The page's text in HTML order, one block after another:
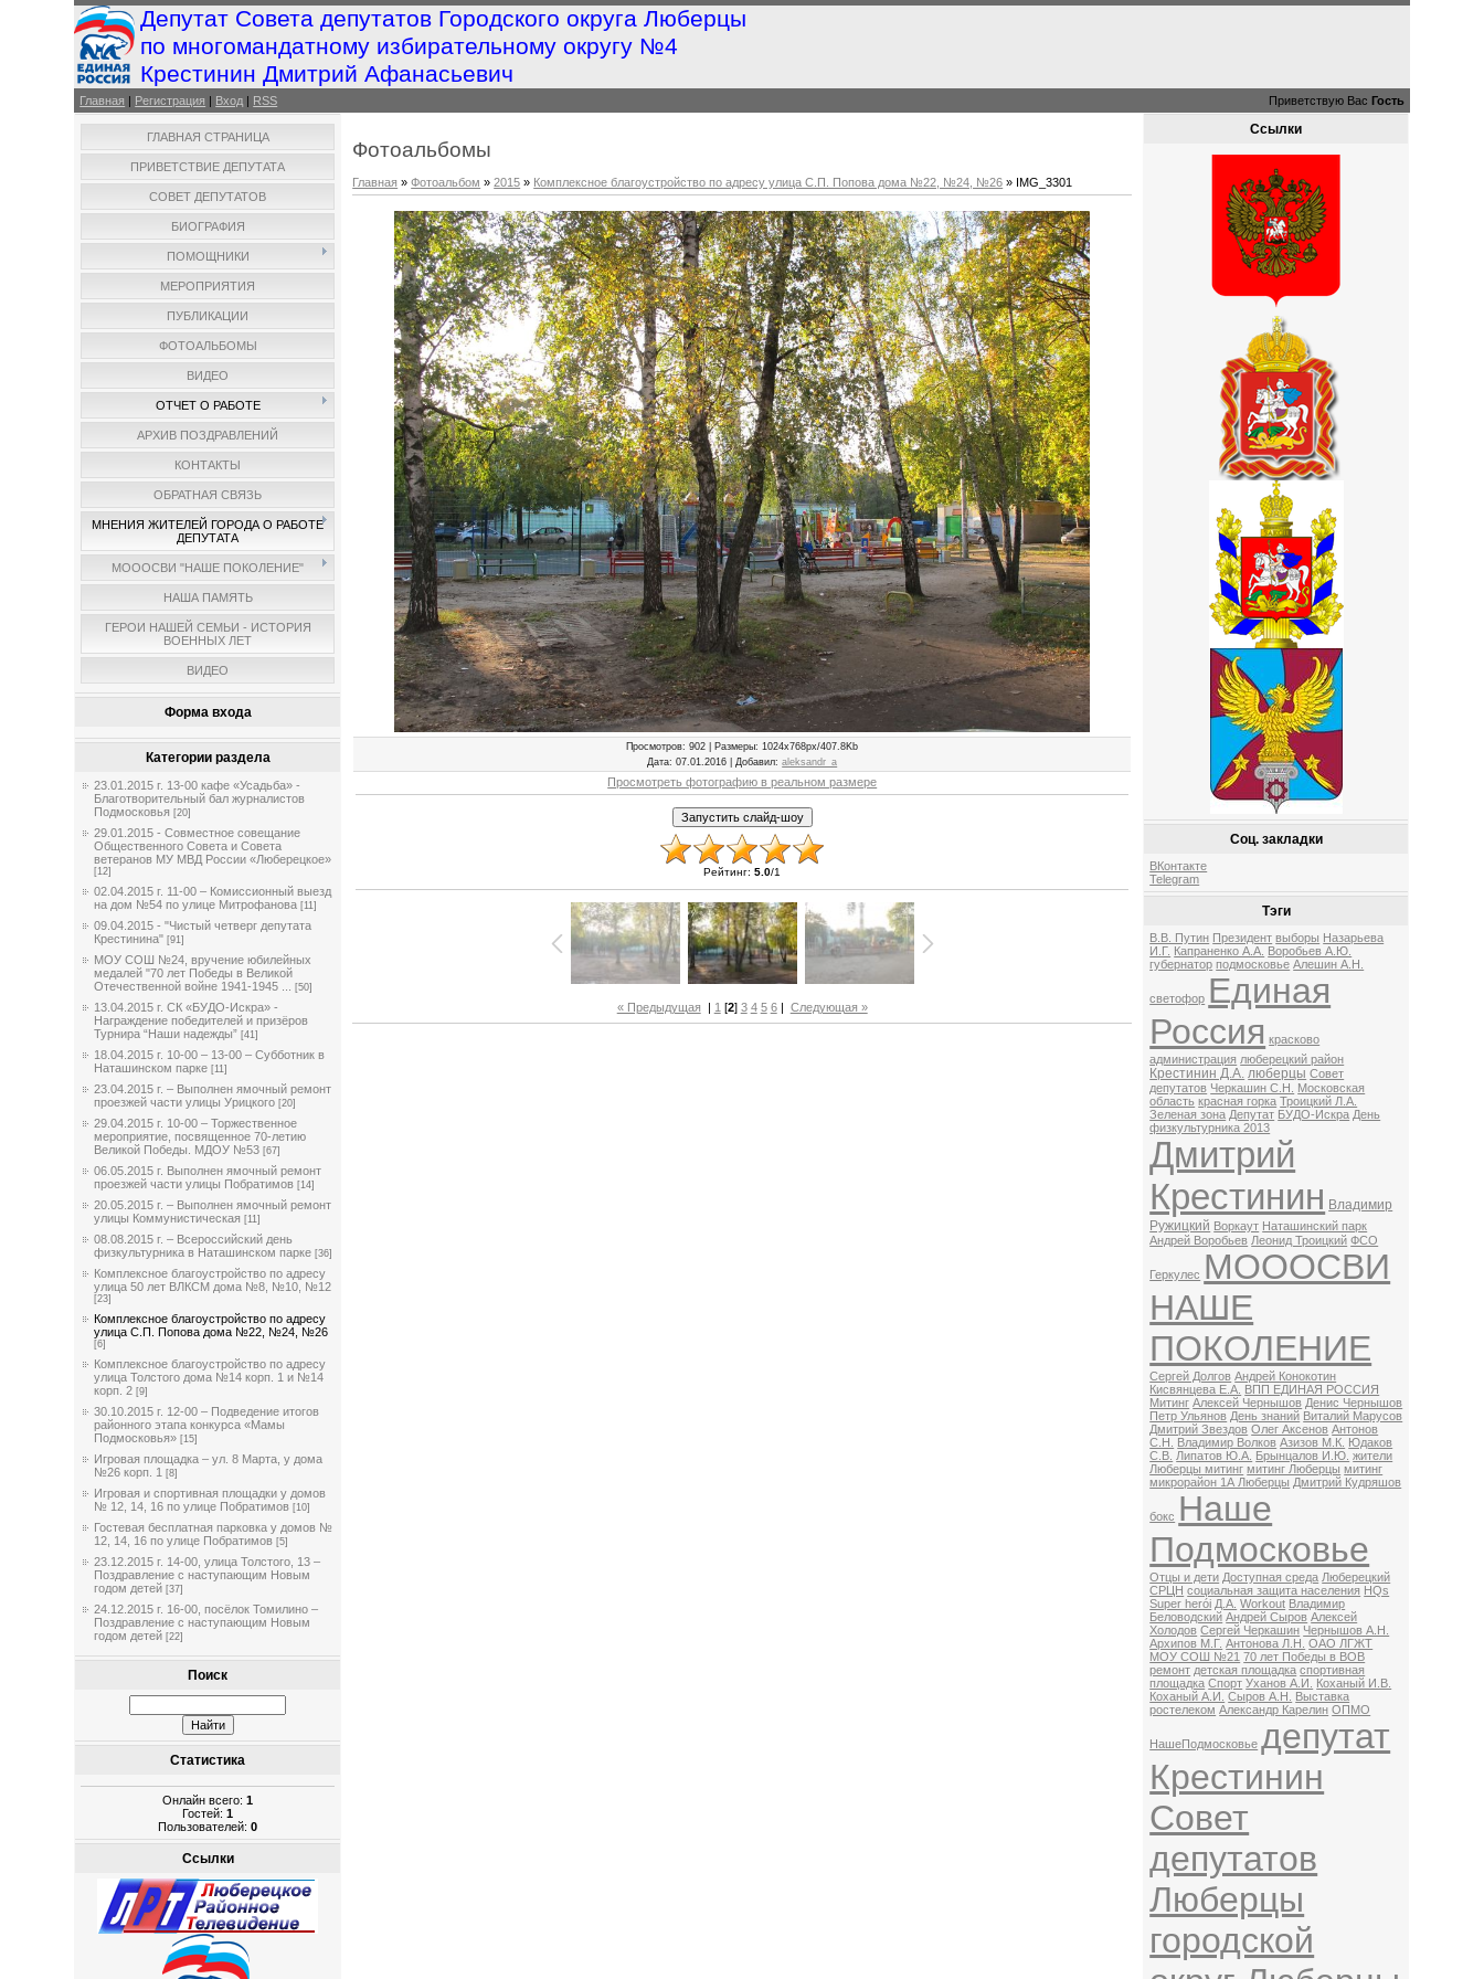
Депутат Совета депутатов Городского округа Люберцы
по многомандатному избирательному округу №4
Крестинин Дмитрий Афанасьевич
Главная | Регистрация | Вход | RSS Приветствую Вас Гость
ГЛАВНАЯ СТРАНИЦА
ПРИВЕТСТВИЕ ДЕПУТАТА
СОВЕТ ДЕПУТАТОВ
БИОГРАФИЯ
ПОМОЩНИКИ
МЕРОПРИЯТИЯ
ПУБЛИКАЦИИ
ФОТОАЛЬБОМЫ
ВИДЕО
ОТЧЕТ О РАБОТЕ
АРХИВ ПОЗДРАВЛЕНИЙ
КОНТАКТЫ
ОБРАТНАЯ СВЯЗЬ
МНЕНИЯ ЖИТЕЛЕЙ ГОРОДА О РАБОТЕ
ДЕПУТАТА
МОООСВИ "НАШЕ ПОКОЛЕНИЕ"
НАША ПАМЯТЬ
ГЕРОИ НАШЕЙ СЕМЬИ - ИСТОРИЯ
ВОЕННЫХ ЛЕТ
ВИДЕО
Форма входа
Категории раздела
23.01.2015 г. 13-00 кафе «Усадьба» -
Благотворительный бал журналистов
Подмосковья [20]
29.01.2015 - Совместное совещание
Общественного Совета и Совета
ветеранов МУ МВД России «Люберецкое»
[12]
02.04.2015 г. 11-00 – Комиссионный выезд
на дом №54 по улице Митрофанова [11]
09.04.2015 - "Чистый четверг депутата
Крестинина" [91]
МОУ СОШ №24, вручение юбилейных
медалей "70 лет Победы в Великой
Отечественной войне 1941-1945 ...
[50]
13.04.2015 г. СК «БУДО-Искра» -
Награждение победителей и призёров
Турнира “Наши надежды” [41]
18.04.2015 г. 10-00 – 13-00 – Субботник в
Наташинском парке [11]
23.04.2015 г. – Выполнен ямочный ремонт
проезжей части улицы Урицкого [20]
29.04.2015 г. 10-00 – Торжественное
мероприятие, посвященное 70-летию
Великой Победы. МДОУ №53 [67]
06.05.2015 г. Выполнен ямочный ремонт
проезжей части улицы Побратимов [14]
20.05.2015 г. – Выполнен ямочный ремонт
улицы Коммунистическая [11]
08.08.2015 г. – Всероссийский день
физкультурника в Наташинском парке [36]
Комплексное благоустройство по адресу
улица 50 лет ВЛКСМ дома №8, №10, №12
[23]
Комплексное благоустройство по адресу
улица С.П. Попова дома №22, №24, №26
[6]
Комплексное благоустройство по адресу
улица Толстого дома №14 корп. 1 и №14
корп. 2 [9]
30.10.2015 г. 12-00 – Подведение итогов
районного этапа конкурса «Мамы
Подмосковья» [15]
Игровая площадка – ул. 8 Марта, у дома
№26 корп. 1 [8]
Игровая и спортивная площадки у домов
№ 12, 14, 16 по улице Побратимов [10]
Гостевая бесплатная парковка у домов №
12, 14, 16 по улице Побратимов [5]
23.12.2015 г. 14-00, улица Толстого, 13 –
Поздравление с наступающим Новым
годом детей [37]
24.12.2015 г. 16-00, посёлок Томилино –
Поздравление с наступающим Новым
годом детей [22]
Поиск
Статистика
Онлайн всего:1
Гостей:1
Пользователей:0
Ссылки
Фотоальбомы
Главная »Фотоальбом »2015 » Комплексное благоустройство по адресу улица С.П. Попова дома №22, №24, №26 » IMG_3301
Просмотров: 902 | Размеры: 1024x768px/407.8Kb
Дата: 07.01.2016 | Добавил:aleksandr_a
Просмотреть фотографию в реальном размере
Рейтинг: 5.0/1
« Предыдущая | 1 [2] 3 4 5 6| Следующая »
Ссылки
Соц. закладки
ВКонтакте
Telegram
Тэги
В.В. Путин Президент выборы Назарьева
И.Г. Капраненко А.А. Воробьев А.Ю.
губернатор подмосковье Алешин А.Н.
светофор Единая
Россия красково
администрация люберецкий район
Крестинин Д.А. люберцы Совет
депутатов Черкашин С.Н.
Московская
область красная горка Троицкий Л.А.
Зеленая зона Депутат БУДО-Искра День
физкультурника 2013
Дмитрий
Крестинин Владимир
Ружицкий Воркаут Наташинский парк
Андрей Воробьев Леонид Троицкий ФСО
Геркулес МОООСВИ
НАШЕ
ПОКОЛЕНИЕ
Сергей Долгов Андрей Конокотин
Кисвянцева Е.А. ВПП ЕДИНАЯ РОССИЯ
Митинг Алексей Чернышов Денис Чернышов
Петр Ульянов День знаний Виталий Марусов
Дмитрий Звездов Олег Аксенов Антонов
С.Н.
Владимир Волков Азизов М.К. Юдаков
С.В. Липатов Ю.А. Брынцалов И.Ю. жители
Люберцы митинг митинг Люберцы митинг
микрорайон 1А Люберцы Дмитрий Кудряшов
бокс Наше
Подмосковье
Отцы и дети Доступная среда Люберецкий
СРЦН социальная защита населения HQs
Super herói Д.А. Workout Владимир
Беловодский Андрей Сыров Алексей
Холодов Сергей Черкашин Чернышов А.Н.
Архипов М.Г. Антонова Л.Н.
ОАО ЛГЖТ
МОУ СОШ №21 70 лет Победы в ВОВ
ремонт детская площадка спортивная
площадка Спорт Уханов А.И.
Коханый И.В.
Коханый А.И.
Сыров А.Н.
Выставка
ростелеком Александр Карелин ОПМО
НашеПодмосковье депутат
Крестинин
Совет
депутатов
Люберцы
городской